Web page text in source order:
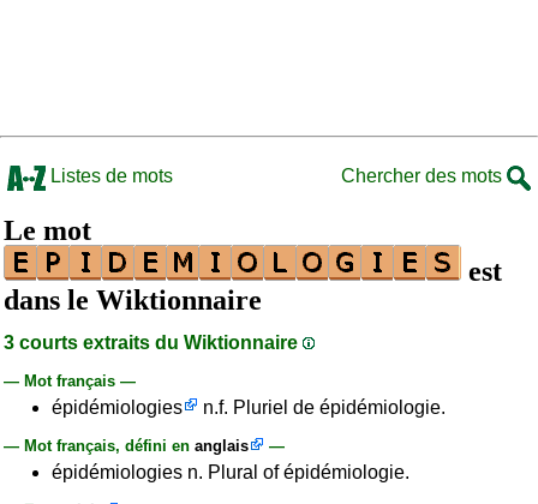
Listes de mots Chercher des mots
Le mot
est
dans le Wiktionnaire
3 courts extraits du Wiktionnaire
— Mot français —
épidémiologies n.f. Pluriel de épidémiologie.
— Mot français, défini en anglais —
épidémiologies n. Plural of épidémiologie.